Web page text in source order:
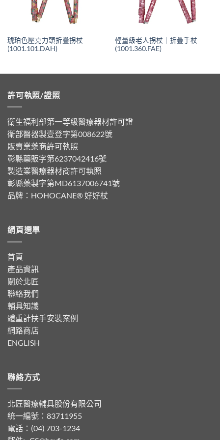
琥珀色壓克力頭折疊拐杖
(1001.101.DAH)
輕量級老人拐杖｜折疊手杖
(1001.360.FAE)
許可執照/證照
衛生福利部第一等級醫療器材許可證
衛部醫器製壹登字第008622號
販賣業藥商許可執照
彰縣藥販字第6237042416號
製造業醫療器材商許可執照
彰縣藥製字第MD6137006741號
品牌： HOHOCANE® 好好杖
網頁選單
首頁
產品資訊
關於北匠
聯絡我們
輔具知識
體重計扶手安裝案例
網路商店
ENGLISH
聯絡方式
北匠醫療輔具股份有限公司
統一編號：83711955
電話：(04) 703-1234